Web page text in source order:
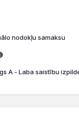
nodokļu samaksu
A - Laba saistību